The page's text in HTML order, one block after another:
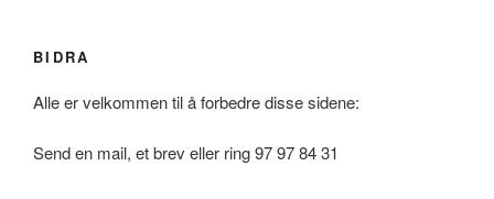
BIDRA
Alle er velkommen til å forbedre disse sidene:
Send en mail, et brev eller ring 97 97 84 31